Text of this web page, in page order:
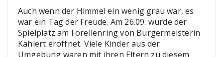
Auch wenn der Himmel ein wenig grau war, es
war ein Tag der Freude. Am 26.09. wurde der
Spielplatz am Forellenring von Bürgermeisterin
Kählert eröffnet. Viele Kinder aus der
Umgebung waren mit ihren Eltern zu diesem